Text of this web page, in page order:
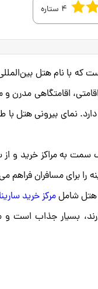
4 ستاره
۴ ستاره جزیره کیش است که با
خود را آغاز کرده و با ۸ طبقه و ۱۵۴
نمای بیرونی هتل
سمت به مراکز خرید و
برای مسافران فراهم
هتل شاملمرکز خرید سارینا
بسیار جذاب است و